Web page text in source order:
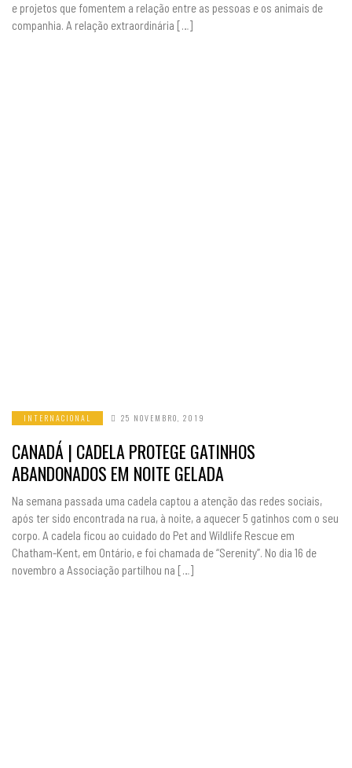
e projetos que fomentem a relação entre as pessoas e os animais de
companhia. A relação extraordinária […]
INTERNACIONAL 25 NOVEMBRO, 2019
CANADÁ | CADELA PROTEGE GATINHOS
ABANDONADOS EM NOITE GELADA
Na semana passada uma cadela captou a atenção das redes sociais,
após ter sido encontrada na rua, à noite, a aquecer 5 gatinhos com o seu
corpo. A cadela ficou ao cuidado do Pet and Wildlife Rescue em
Chatham-Kent, em Ontário, e foi chamada de “Serenity”. No dia 16 de
novembro a Associação partilhou na […]